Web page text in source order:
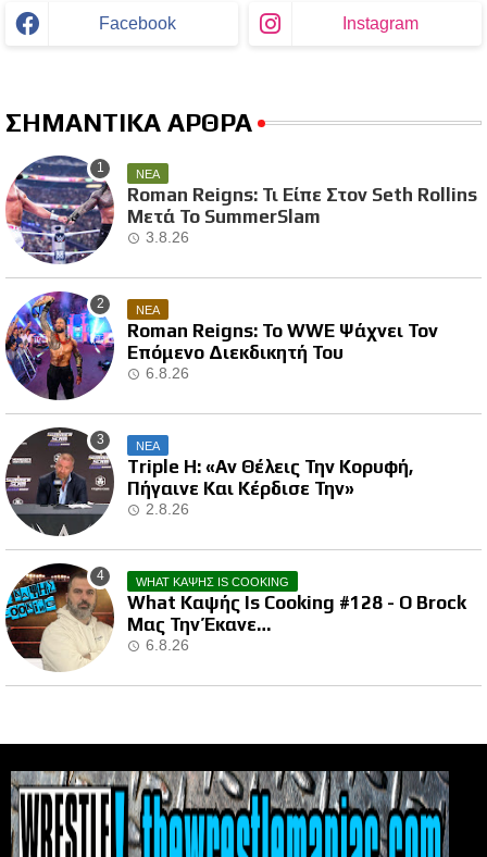
Facebook Instagram
ΣΗΜΑΝΤΙΚΑ ΑΡΘΡΑ
ΝΕΑ
Roman Reigns: Τι Είπε Στον Seth Rollins
Μετά Το SummerSlam
3.8.26
ΝΕΑ
Roman Reigns: Το WWE Ψάχνει Τον
Επόμενο Διεκδικητή Του
6.8.26
ΝΕΑ
Triple H: «Αν Θέλεις Την Κορυφή,
Πήγαινε Και Κέρδισε Την»
2.8.26
WHAT ΚΑΨΗΣ IS COOKING
What Καψής Is Cooking #128 - Ο Brock
Μας Την Έκανε…
6.8.26